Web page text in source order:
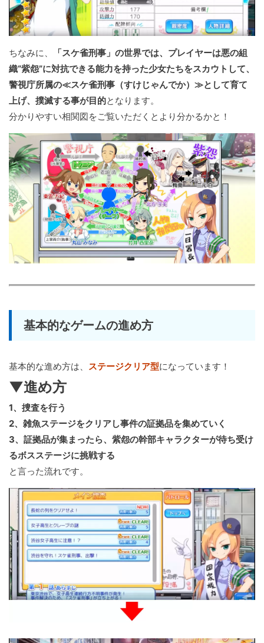
ちなみに、
「スケ雀刑事」の世界では、プレイヤーは悪の組
織“紫怨”に対抗できる能力を持った少女たちをスカウトして、
警視庁所属の≪スケ雀刑事（すけじゃんでか）≫として育て
上げ、撲滅する事が目的となります。
分かりやすい相関図をご覧いただくとより分かるかと！
基本的なゲームの進め方
基本的な進め方は、 ステージクリア型になっています！
▼進め方
1、捜査を行う
2、雑魚ステージをクリアし事件の証拠品を集めていく
3、証拠品が集まったら、紫怨の幹部キャラクターが待ち受け
るボスステージに挑戦する
と言った流れです。